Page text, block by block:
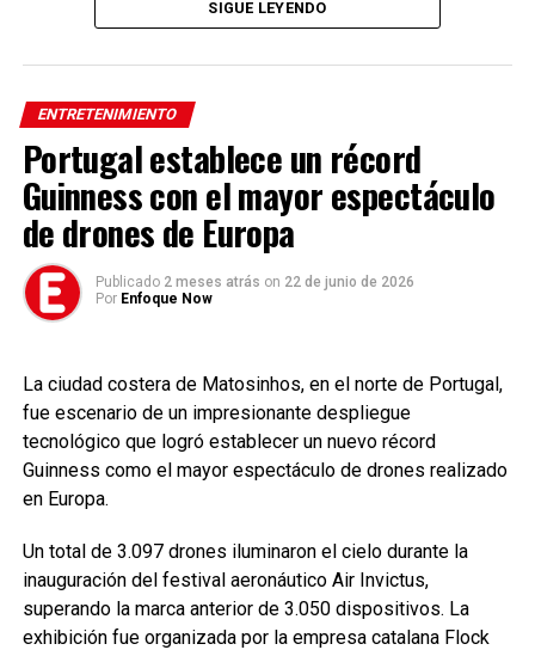
#Noticias #MundoDeLaModa #Luto #EnfoqueNow
SIGUE LEYENDO
ENTRETENIMIENTO
Portugal establece un récord
Guinness con el mayor espectáculo
de drones de Europa
Publicado 2 meses atrás on 22 de junio de 2026
Por Enfoque Now
La ciudad costera de Matosinhos, en el norte de Portugal,
fue escenario de un impresionante despliegue
tecnológico que logró establecer un nuevo récord
Guinness como el mayor espectáculo de drones realizado
en Europa.
Un total de 3.097 drones iluminaron el cielo durante la
inauguración del festival aeronáutico Air Invictus,
superando la marca anterior de 3.050 dispositivos. La
exhibición fue organizada por la empresa catalana Flock